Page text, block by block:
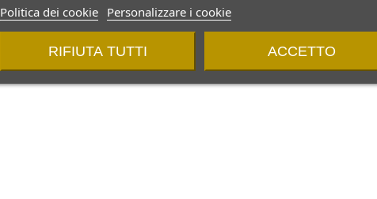
Politica dei cookie Personalizzare i cookie
RIFIUTA TUTTI ACCETTO